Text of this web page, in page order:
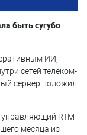
быть сугубо
ИИ,
сетей телеком-
сервер положил
управляющий RTM
месяца из